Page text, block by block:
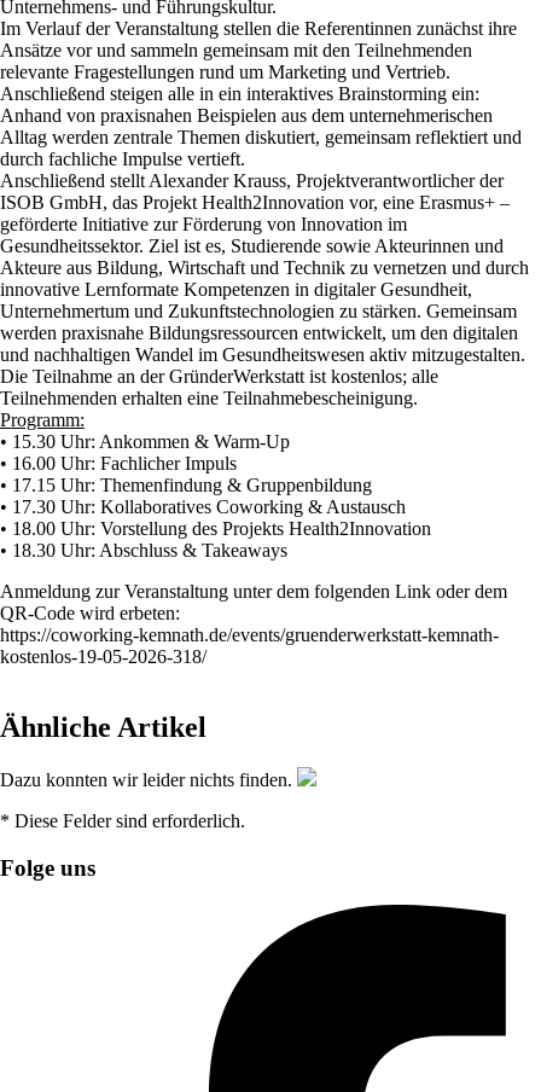
Unternehmens- und Führungskultur.
Im Verlauf der Veranstaltung stellen die Referentinnen zunächst ihre
Ansätze vor und sammeln gemeinsam mit den Teilnehmenden
relevante Fragestellungen rund um Marketing und Vertrieb.
Anschließend steigen alle in ein interaktives Brainstorming ein:
Anhand von praxisnahen Beispielen aus dem unternehmerischen
Alltag werden zentrale Themen diskutiert, gemeinsam reflektiert und
durch fachliche Impulse vertieft.
Anschließend stellt Alexander Krauss, Projektverantwortlicher der
ISOB GmbH, das Projekt Health2Innovation vor, eine Erasmus+ –
geförderte Initiative zur Förderung von Innovation im
Gesundheitssektor. Ziel ist es, Studierende sowie Akteurinnen und
Akteure aus Bildung, Wirtschaft und Technik zu vernetzen und durch
innovative Lernformate Kompetenzen in digitaler Gesundheit,
Unternehmertum und Zukunftstechnologien zu stärken. Gemeinsam
werden praxisnahe Bildungsressourcen entwickelt, um den digitalen
und nachhaltigen Wandel im Gesundheitswesen aktiv mitzugestalten.
Die Teilnahme an der GründerWerkstatt ist kostenlos; alle
Teilnehmenden erhalten eine Teilnahmebescheinigung.
Programm:
• 15.30 Uhr: Ankommen & Warm-Up
• 16.00 Uhr: Fachlicher Impuls
• 17.15 Uhr: Themenfindung & Gruppenbildung
• 17.30 Uhr: Kollaboratives Coworking & Austausch
• 18.00 Uhr: Vorstellung des Projekts Health2Innovation
• 18.30 Uhr: Abschluss & Takeaways
Anmeldung zur Veranstaltung unter dem folgenden Link oder dem
QR-Code wird erbeten:
https://coworking-kemnath.de/events/gruenderwerkstatt-kemnath-
kostenlos-19-05-2026-318/
Ähnliche Artikel
Dazu konnten wir leider nichts finden.
* Diese Felder sind erforderlich.
Folge uns